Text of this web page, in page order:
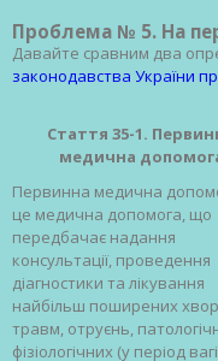
Проблема № 5. На
Давайте сравним два
законодавства України
Стаття 35-1.
медична
Первинна медична
це медична допомога, що
передбачає надання
консультації, проведення
діагностики та лікування
найбільш поширених
травм, отруєнь,
фізіологічних (у період